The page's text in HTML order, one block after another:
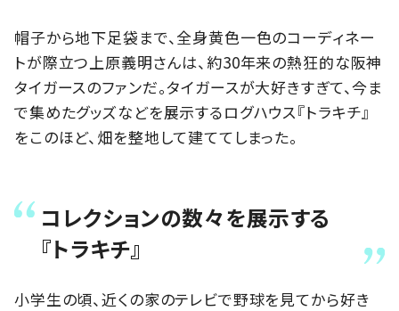
帽子から地下足袋まで、全身黄色一色のコーディネー
トが際立つ上原義明さんは、約30年来の熱狂的な阪神
タイガースのファンだ。タイガースが大好きすぎて、今ま
で集めたグッズなどを展示するログハウス『トラキチ』
をこのほど、畑を整地して建ててしまった。
コレクションの数々を展示する
『トラキチ』
小学生の頃、近くの家のテレビで野球を見てから好き